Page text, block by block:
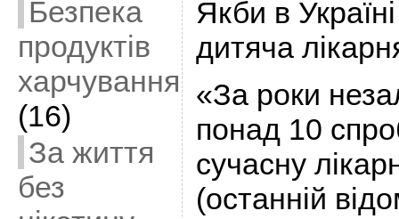
Безпека
продуктів
харчування
(16)
За життя
без
Якби в
дитяча
«За роки
понад 10
сучасну
(останній